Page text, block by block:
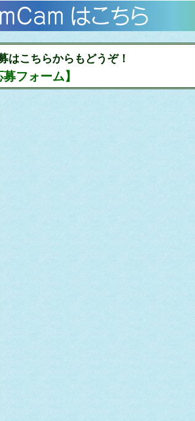
はこちらからもどうぞ！
フォーム】